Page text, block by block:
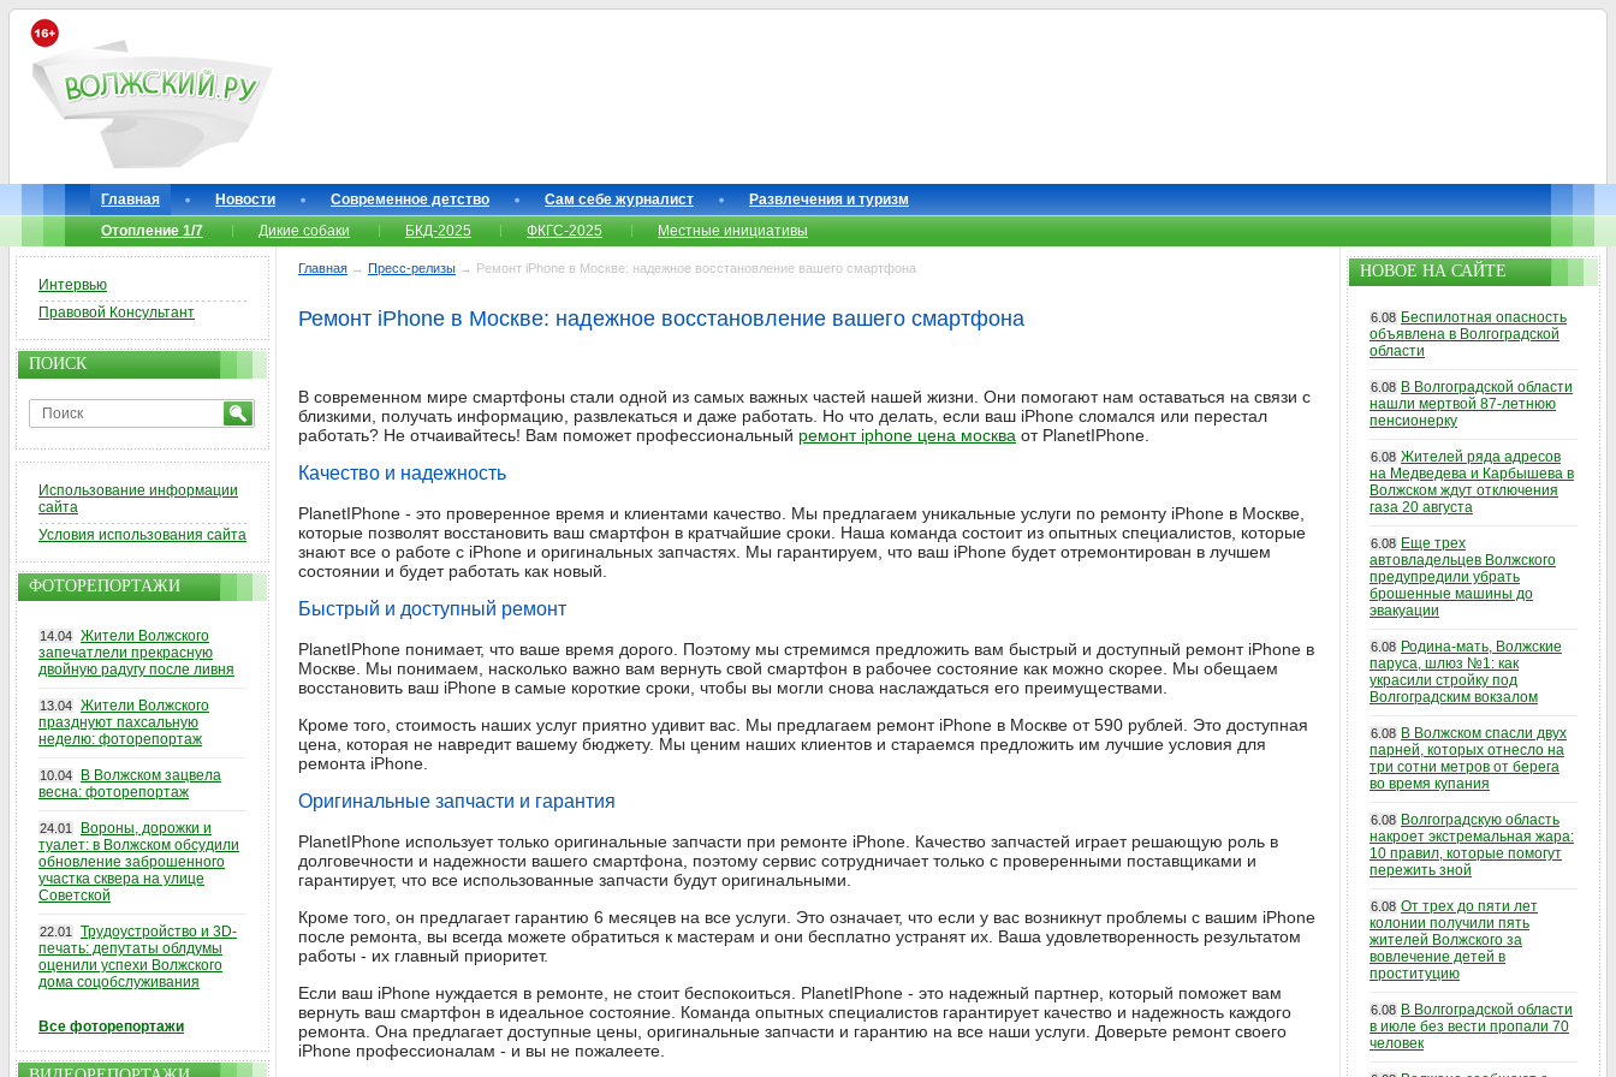
Главная Новости Современное детство Сам себе журналист
Развлечения и туризм
Отопление 1/7
Дикие собаки БКД-2025 ФКГС-2025 Местные инициативы
Главная → Пресс-релизы → Ремонт iPhone в Москве: надежное восстановление вашего смартфона
Ремонт iPhone в Москве: надежное восстановление вашего смартфона
В современном мире смартфоны стали одной из самых важных частей нашей жизни. Они помогают нам оставаться на связи с
близкими, получать информацию, развлекаться и даже работать. Но что делать, если ваш iPhone сломался или перестал
работать? Не отчаивайтесь! Вам поможет профессиональный ремонт iphone цена москва от PlanetIPhone.
Качество и надежность
PlanetIPhone - это проверенное время и клиентами качество. Мы предлагаем уникальные услуги по ремонту iPhone в Москве,
которые позволят восстановить ваш смартфон в кратчайшие сроки. Наша команда состоит из опытных специалистов, которые
знают все о работе с iPhone и оригинальных запчастях. Мы гарантируем, что ваш iPhone будет отремонтирован в лучшем
состоянии и будет работать как новый.
Быстрый и доступный ремонт
PlanetIPhone понимает, что ваше время дорого. Поэтому мы стремимся предложить вам быстрый и доступный ремонт iPhone в
Москве. Мы понимаем, насколько важно вам вернуть свой смартфон в рабочее состояние как можно скорее. Мы обещаем
восстановить ваш iPhone в самые короткие сроки, чтобы вы могли снова наслаждаться его преимуществами.
Кроме того, стоимость наших услуг приятно удивит вас. Мы предлагаем ремонт iPhone в Москве от 590 рублей. Это доступная
цена, которая не навредит вашему бюджету. Мы ценим наших клиентов и стараемся предложить им лучшие условия для
ремонта iPhone.
Оригинальные запчасти и гарантия
PlanetIPhone использует только оригинальные запчасти при ремонте iPhone. Качество запчастей играет решающую роль в
долговечности и надежности вашего смартфона, поэтому сервис сотрудничает только с проверенными поставщиками и
гарантирует, что все использованные запчасти будут оригинальными.
Кроме того, он предлагает гарантию 6 месяцев на все услуги. Это означает, что если у вас возникнут проблемы с вашим iPhone
после ремонта, вы всегда можете обратиться к мастерам и они бесплатно устранят их. Ваша удовлетворенность результатом
работы - их главный приоритет.
Если ваш iPhone нуждается в ремонте, не стоит беспокоиться. PlanetIPhone - это надежный партнер, который поможет вам
вернуть ваш смартфон в идеальное состояние. Команда опытных специалистов гарантирует качество и надежность каждого
ремонта. Она предлагает доступные цены, оригинальные запчасти и гарантию на все наши услуги. Доверьте ремонт своего
iPhone профессионалам - и вы не пожалеете.
Интервью
Правовой Консультант
ПОИСК
Использование информации
сайта
Условия использования сайта
ФОТОРЕПОРТАЖИ
14.04 Жители Волжского
запечатлели прекрасную
двойную радугу после ливня
13.04 Жители Волжского
празднуют пахсальную
неделю: фоторепортаж
10.04
В Волжском зацвела
весна: фоторепортаж
24.01
Вороны, дорожки и
туалет: в Волжском обсудили
обновление заброшенного
участка сквера на улице
Советской
22.01
Трудоустройство и 3D-
печать: депутаты облдумы
оценили успехи Волжского
дома соцобслуживания
Все фоторепортажи
НОВОЕ НА САЙТЕ
6.08 Беспилотная опасность
объявлена в Волгоградской
области
6.08 В Волгоградской области
нашли мертвой 87-летнюю
пенсионерку
6.08 Жителей ряда адресов
на Медведева и Карбышева в
Волжском ждут отключения
газа 20 августа
6.08 Еще трех
автовладельцев Волжского
предупредили убрать
брошенные машины до
эвакуации
6.08 Родина-мать, Волжские
паруса, шлюз №1: как
украсили стройку под
Волгоградским вокзалом
6.08 В Волжском спасли двух
парней, которых отнесло на
три сотни метров от берега
во время купания
6.08 Волгоградскую область
накроет экстремальная жара:
10 правил, которые помогут
пережить зной
6.08 От трех до пяти лет
колонии получили пять
жителей Волжского за
вовлечение детей в
проституцию
6.08 В Волгоградской области
в июле без вести пропали 70
человек